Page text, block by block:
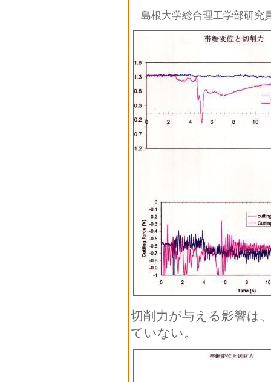
島根大学総合理工学部研究
切削力が与える影響は
ていない。